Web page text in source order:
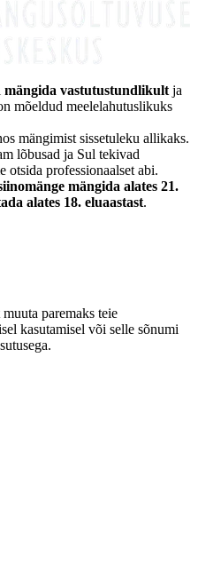
mängida vastutustundlikult ja
mõeldud meelelahutuslikuks
mängimist sissetuleku allikaks.
lõbusad ja Sul tekivad
otsida professionaalset abi.
mängida alates 21.
alates 18. eluaastast.
paremaks teie
kasutamisel või selle sõnumi